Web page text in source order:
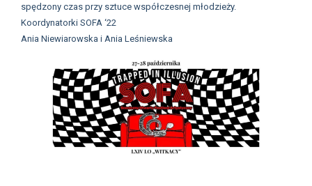
spędzony czas przy sztuce współczesnej młodzieży.
Koordynatorki SOFA ‘22
Ania Niewiarowska i Ania Leśniewska